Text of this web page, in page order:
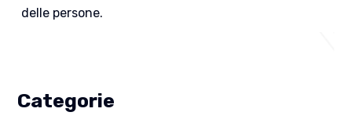
Categorie
delle persone.